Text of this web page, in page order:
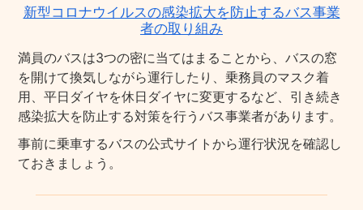
新型コロナウイルスの感染拡大を防止するバス事業
者の取り組み
満員のバスは3つの密に当てはまることから、バスの窓
を開けて換気しながら運行したり、乗務員のマスク着
用、平日ダイヤを休日ダイヤに変更するなど、引き続き
感染拡大を防止する対策を行うバス事業者があります。
事前に乗車するバスの公式サイトから運行状況を確認し
ておきましょう。